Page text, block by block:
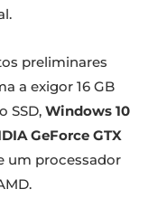
preliminares
a exigor 16 GB
SSD, Windows 10
GeForce GTX
um processador